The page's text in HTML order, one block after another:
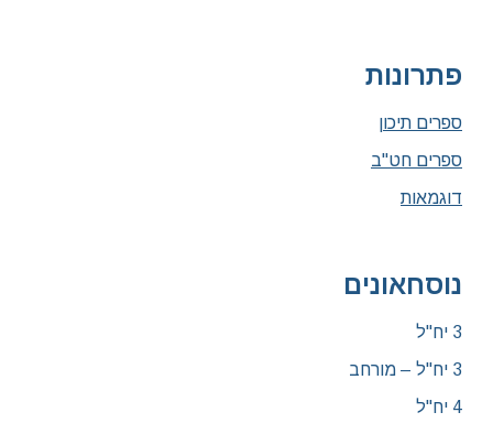
פתרונות
ספרים תיכון
ספרים חט"ב
דוגמאות
נוסחאונים
3 יח"ל
3 יח"ל – מורחב
4 יח"ל